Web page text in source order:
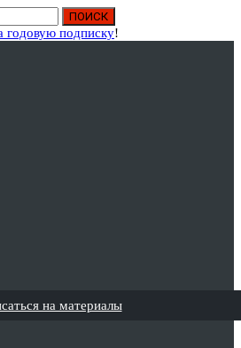
годовую подписку!
на материалы